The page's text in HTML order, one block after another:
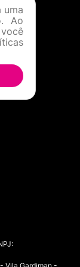
uma
Ao